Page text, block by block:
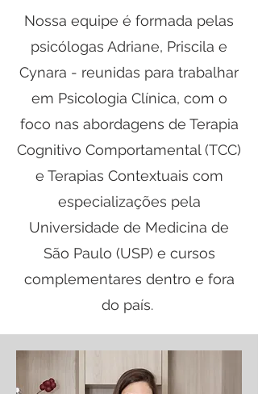
Nossa equipe é formada pelas
psicólogas Adriane, Priscila e
Cynara - reunidas para trabalhar
em Psicologia Clínica, com o
foco nas abordagens de Terapia
Cognitivo Comportamental (TCC)
e Terapias Contextuais com
especializações pela
Universidade de Medicina de
São Paulo (USP) e cursos
complementares dentro e fora
do país.